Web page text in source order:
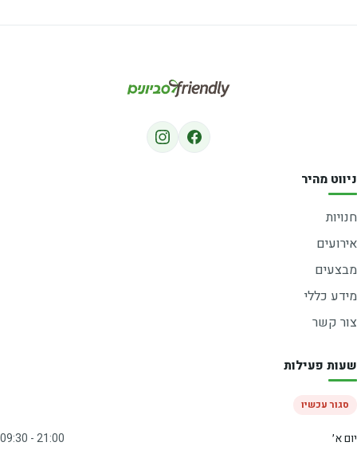
ניווט מהיר
חנויות
אירועים
מבצעים
מידע כללי
צור קשר
שעות פעילות
סגור עכשיו
יום א׳
09:30 - 21:00